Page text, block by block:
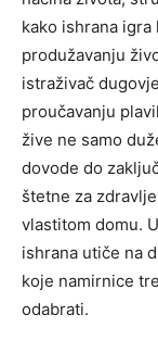
kako ishrana
produžavanju
istraživač
proučavanju
žive ne samo
dovode do
štetne za
vlastitom domu.
ishrana utiče na
koje namirnice
odabrati.